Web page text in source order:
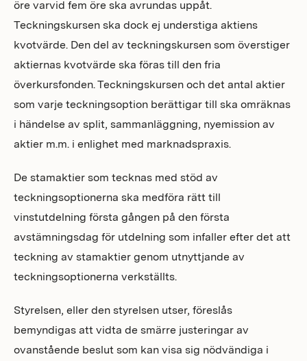
öre varvid fem öre ska avrundas uppåt.
Teckningskursen ska dock ej understiga aktiens
kvotvärde. Den del av teckningskursen som överstiger
aktiernas kvotvärde ska föras till den fria
överkursfonden. Teckningskursen och det antal aktier
som varje teckningsoption berättigar till ska omräknas
i händelse av split, sammanläggning, nyemission av
aktier m.m. i enlighet med marknadspraxis.
De stamaktier som tecknas med stöd av
teckningsoptionerna ska medföra rätt till
vinstutdelning första gången på den första
avstämningsdag för utdelning som infaller efter det att
teckning av stamaktier genom utnyttjande av
teckningsoptionerna verkställts.
Styrelsen, eller den styrelsen utser, föreslås
bemyndigas att vidta de smärre justeringar av
ovanstående beslut som kan visa sig nödvändiga i